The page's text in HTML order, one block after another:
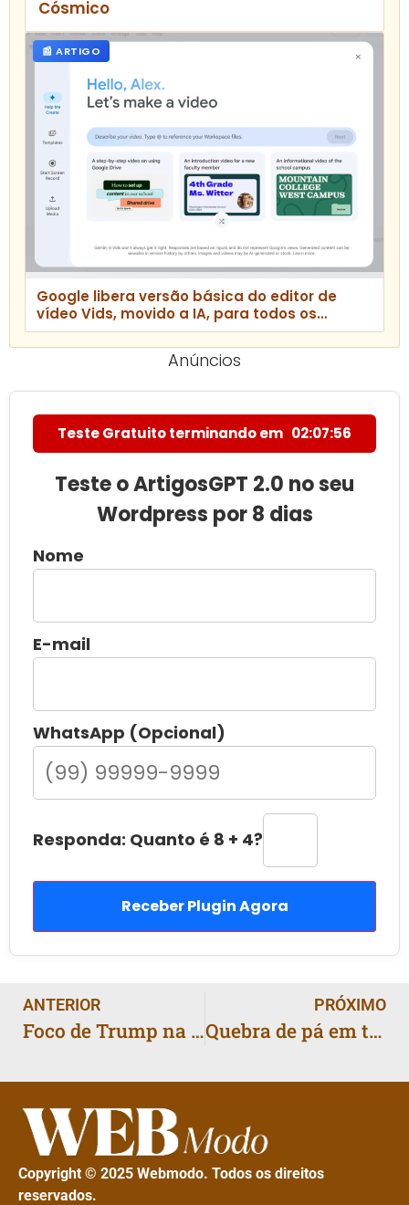
Cósmico
📰 ARTIGO
Google libera versão básica do editor de
vídeo Vids, movido a IA, para todos os
usuários
Anúncios
Teste Gratuito terminando em 02:07:55
Teste o ArtigosGPT 2.0 no seu
Wordpress por 8 dias
Nome
E-mail
WhatsApp (Opcional)
Responda: Quanto é 8 + 4?
Receber Plugin Agora
ANTERIOR
Foco de Trump na imigração pode reduzir investigação de crimes sexuais contra crianças, apontam agentes
PRÓXIMO
Quebra de pá em turbina offshore coloca Vineyard Wind sob escrutínio e afeta cronograma nos EUA
Copyright © 2025 Webmodo. Todos os direitos
reservados.